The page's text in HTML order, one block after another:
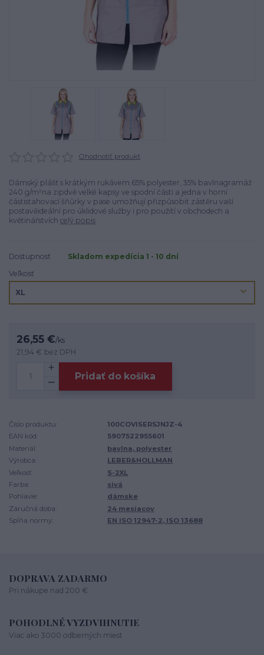
Ohodnotiť produkt
Dámský plášť s krátkým rukávem.65% polyester, 35% bavlnagramáž
240 g/m²na zipdvě velké kapsy ve spodní části a jedna v horní
částistahovací šňůrky v pase umožňují přizpůsobit zástěru vaší
postavěideální pro úklidové služby i pro použití v obchodech a
květinářstvích celý popis
Dostupnosť
Skladom expedícia 1 - 10 dní
Veľkosť
26,55 €/ks
21,94 € bez DPH
Pridať do košíka
Číslo produktu:
100COVISERSJNJZ-4
EAN kód:
5907522955601
Materiál:
bavlna, polyester
Výrobca:
LEBER&HOLLMAN
Veľkosť:
S-2XL
Farba:
sivá
Pohlavie:
dámske
Záručná doba:
24 mesiacov
Spĺňa normy:
EN ISO 12947-2, ISO 13688
DOPRAVA ZADARMO
Pri nákupe nad 200 €
POHODLNÉ VYZDVIHNUTIE
Viac ako 3000 odberných miest